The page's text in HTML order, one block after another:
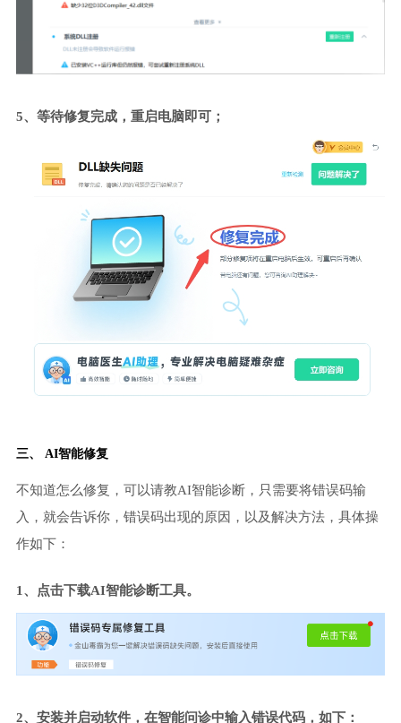
5、等待修复完成，重启电脑即可；
三、 AI智能修复
不知道怎么修复，可以请教AI智能诊断，只需要将错误码输
入，就会告诉你，错误码出现的原因，以及解决方法，具体操
作如下：
1、点击下载AI智能诊断工具。
2、安装并启动软件，在智能问诊中输入错误代码，如下：